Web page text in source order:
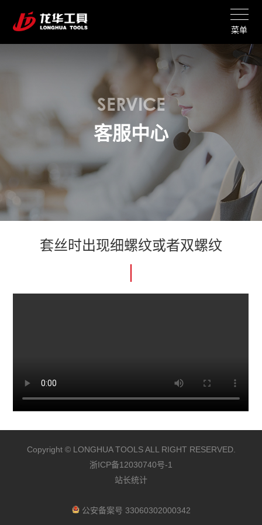
菜单
SERVICE
客服中心
套丝时出现细螺纹或者双螺纹
Copyright © LONGHUA TOOLS ALL RIGHT RESERVED.
浙ICP备12030740号-1
站长统计
公安备案号 33060302000342